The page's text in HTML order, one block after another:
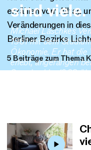
erzählen vom Alltag
Veränderungen in
Berliner Bezirks
5 Beiträge zum Thema
sind
Michael Laschkes
1961 mit dem
Ökonomie. Er hat
erlebt, angefangen
Sperrbezirks 1963